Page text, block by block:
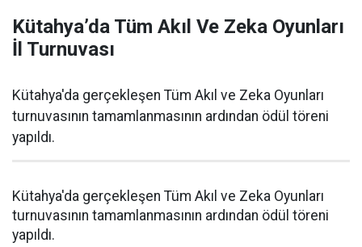
Kütahya’da Tüm Akıl Ve Zeka Oyunları
İl Turnuvası
Kütahya'da gerçekleşen Tüm Akıl ve Zeka Oyunları
turnuvasının tamamlanmasının ardından ödül töreni
yapıldı.
Kütahya'da gerçekleşen Tüm Akıl ve Zeka Oyunları
turnuvasının tamamlanmasının ardından ödül töreni
yapıldı.